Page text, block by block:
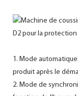
1. Mode
produit après le
2. Mode de